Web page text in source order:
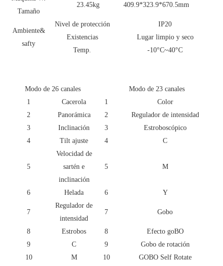
Tamaño
23.45kg 409.9*323.9*670.5mm
Ambiente&
safty
Nivel de protección
IP20
Existencias
Lugar limpio y seco
Temp.
-10°C~40°C
Modo de 26 canales
Modo de 23 canales
1
Cacerola 1
Color
2
Panorámica 2
Regulador de intensidad
3
Inclinación 3
Estroboscópico
4
Tilt ajuste 4 C
5
Velocidad de
sartén e
inclinación
5 M
6 Helada 6 Y
7
Regulador de
intensidad
7 Gobo
8 Estrobos 8
Efecto goBO
9
C 9
Gobo de rotación
10
M 10
GOBO Self Rotate